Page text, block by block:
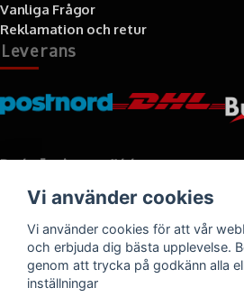
Vanliga Frågor
Reklamation och retur
Leverans
Betalningssätt
Vi använder cookies
Vi använder cookies för att vår
och erbjuda dig bästa upplevelse.
genom att trycka på godkänn alla
inställningar